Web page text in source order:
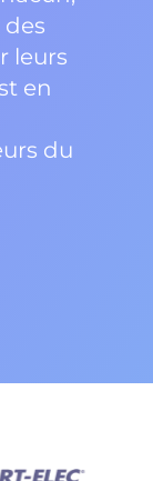
leurs
en
du